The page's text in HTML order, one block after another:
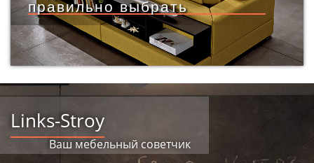
правильно выбрать
Links-Stroy
Ваш мебельный советчик